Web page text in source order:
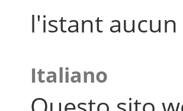
l'istant
Italiano